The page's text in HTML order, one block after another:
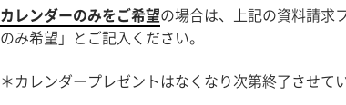
カレンダーのみをご希望の場合は、上記の資料請求
のみ希望」とご記入ください。
＊カレンダープレゼントはなくなり次第終了させて